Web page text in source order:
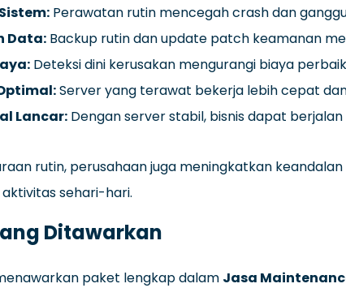
Perawatan rutin mencegah crash dan
Data:Backup rutin dan update patch keamanan
Deteksi dini kerusakan mengurangi biaya
Server yang terawat bekerja lebih cepat
Lancar:Dengan server stabil, bisnis dapat
rutin, perusahaan juga meningkatkan
sehari-hari.
Ditawarkan
paket lengkap dalam Jasa